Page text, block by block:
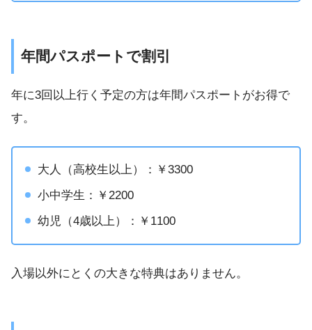
年間パスポートで割引
年に3回以上行く予定の方は年間パスポートがお得で
す。
大人（高校生以上）：￥3300
小中学生：￥2200
幼児（4歳以上）：￥1100
入場以外にとくの大きな特典はありません。